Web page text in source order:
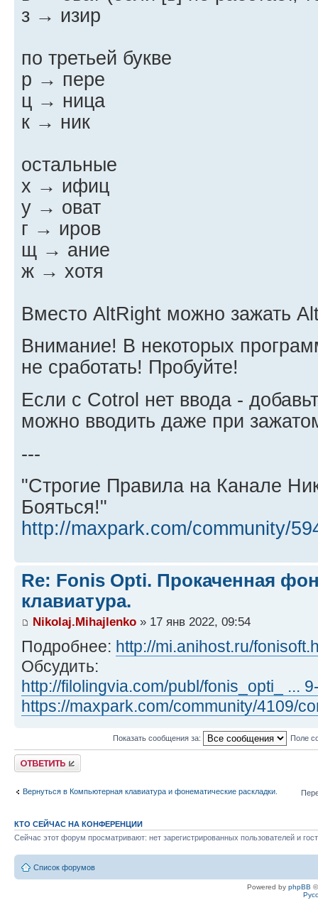
з → изир
по третьей букве
р → пере
ц → ница
к → ник
остальные
х → ифиц
у → оват
г → иров
щ → ание
ж → хотя
Вместо AltRight можно зажать
Внимание! В некоторых
не сработать! Пробуйте!
Если с Cotrol нет ввода -
можно вводить даже при
---
"Строгие Правила на Канале
Бояться!"
http://maxpark.com/community/
Re: Fonis Opti. Прокаченная
клавиатура.
Nikolaj.Mihajlenko » 17 янв 2022, 09:54
Подробнее: http://mi.anihost.ru/
Обсудить:
http://filolingvia.com/publ/fonis_opti_ ...
https://maxpark.com/community/4109/
Показать сообщения за: Поле
Ответить
Вернуться в Компьютерная клавиатура и фонематические раскладки.
КТО СЕЙЧАС НА КОНФЕРЕНЦИИ
Сейчас этот форум просматривают: нет зарегистрированных пользователей и
Список форумов
Powered by phpBB